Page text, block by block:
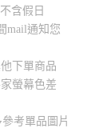
含假日
mail通知您
下單商品
螢幕色差
考單品圖片